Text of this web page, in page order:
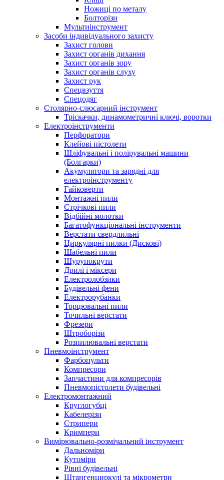
Ножиці по металу
Болторізи
Мультиінструмент
Засоби індивідуального захисту
Захист голови
Захист органів дихання
Захист органів зору
Захист органів слуху
Захист рук
Спецвзуття
Спецодяг
Столярно-слюсарний інструмент
Тріскачки, динамометричні ключі, воротки
Електроінструменти
Перфоратори
Клейові пістолети
Шліфувальні і полірувальні машини
(Болгарки)
Акумулятори та зарядні для
електроінструменту
Гайковерти
Монтажні пили
Стрічкові пили
Відбійні молотки
Багатофункціональні інструменти
Верстати свердлильні
Циркулярні пилки (Дискові)
Шабельні пили
Шурупокрути
Дрилі і міксери
Електролобзики
Будівельні фени
Електрорубанки
Торцювальні пили
Точильні верстати
Фрезери
Штроборізи
Розпилювальні верстати
Пневмоінструмент
Фарбопульти
Компресори
Запчастини для компресорів
Пневмопістолети будівельні
Електромонтажний
Круглогубці
Кабелерізи
Стрипери
Кримпери
Вимірювально-розмічальний інструмент
Дальноміри
Кутоміри
Рівні будівельні
Штангенциркулі та мікрометри